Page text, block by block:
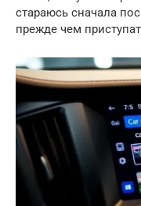
стараюсь сначала
прежде чем